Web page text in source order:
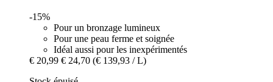
-15%
Pour un bronzage lumineux
Pour une peau ferme et soignée
Idéal aussi pour les inexpérimentés
€ 20,99 € 24,70 (€ 139,93 / L)